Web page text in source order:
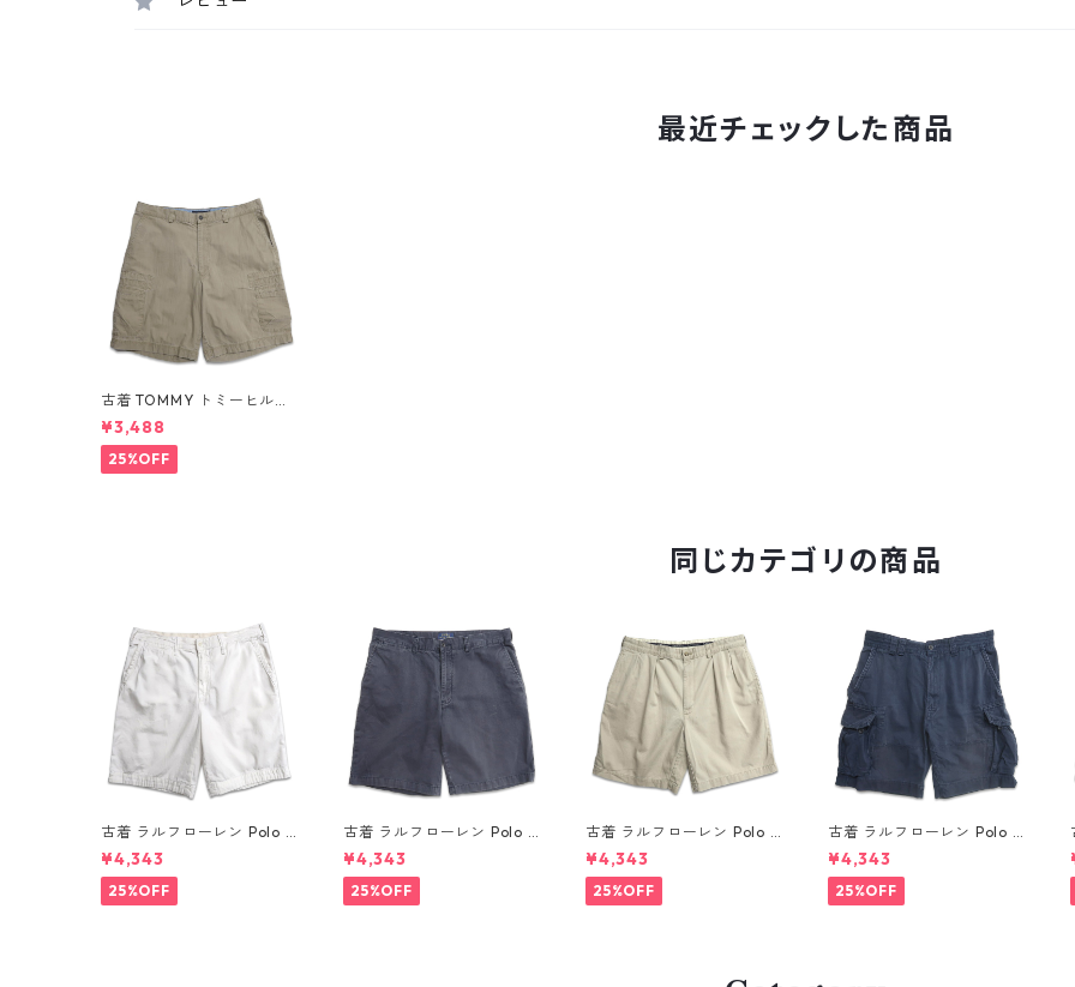
最近チェックした商品
古着 TOMMY トミーヒルフ
ィガー カーゴショートパン
ツ ハーフパンツ ベージュ 表
記：36 gd409713n w606
11
¥3,488
25%OFF
同じカテゴリの商品
古着 ラルフローレン Polo R
alph Lauren チノ ノータッ
ク ショーツ ショートパンツ
ハーフパンツ ホワイト 表
記：W34 gd410365n w6
¥4,343
25%OFF
古着 ラルフローレン Polo R
alph Lauren チノ ノータッ
ク ショーツ ショートパンツ
ハーフパンツ ネイビー系 表
記：W34 gd410364n w6
¥4,343
25%OFF
古着 ラルフローレン Polo R
alph Lauren チノ ツータッ
ク ショーツ ショートパンツ
ハーフパンツ ベージュ 表
記：W36 gd410363n w6
¥4,343
25%OFF
古着 ラルフローレン Polo R
alph Lauren カーゴ ショー
トパンツ ハーフパンツ ネイ
ビー 表記：35 gd410376n
w60805
¥4,343
25%OFF